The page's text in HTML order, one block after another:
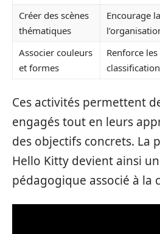
Créer des scènes
thématiques
Encourage
Associer couleurs
et formes
Renforce
Ces activités permettent
engagés tout en leurs
des objectifs concrets. La
Hello Kitty devient ainsi
pédagogique associé à la